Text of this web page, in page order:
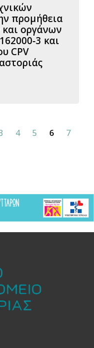
προμήθεια
οργάνων
3 και
CPV
4 5 6
7